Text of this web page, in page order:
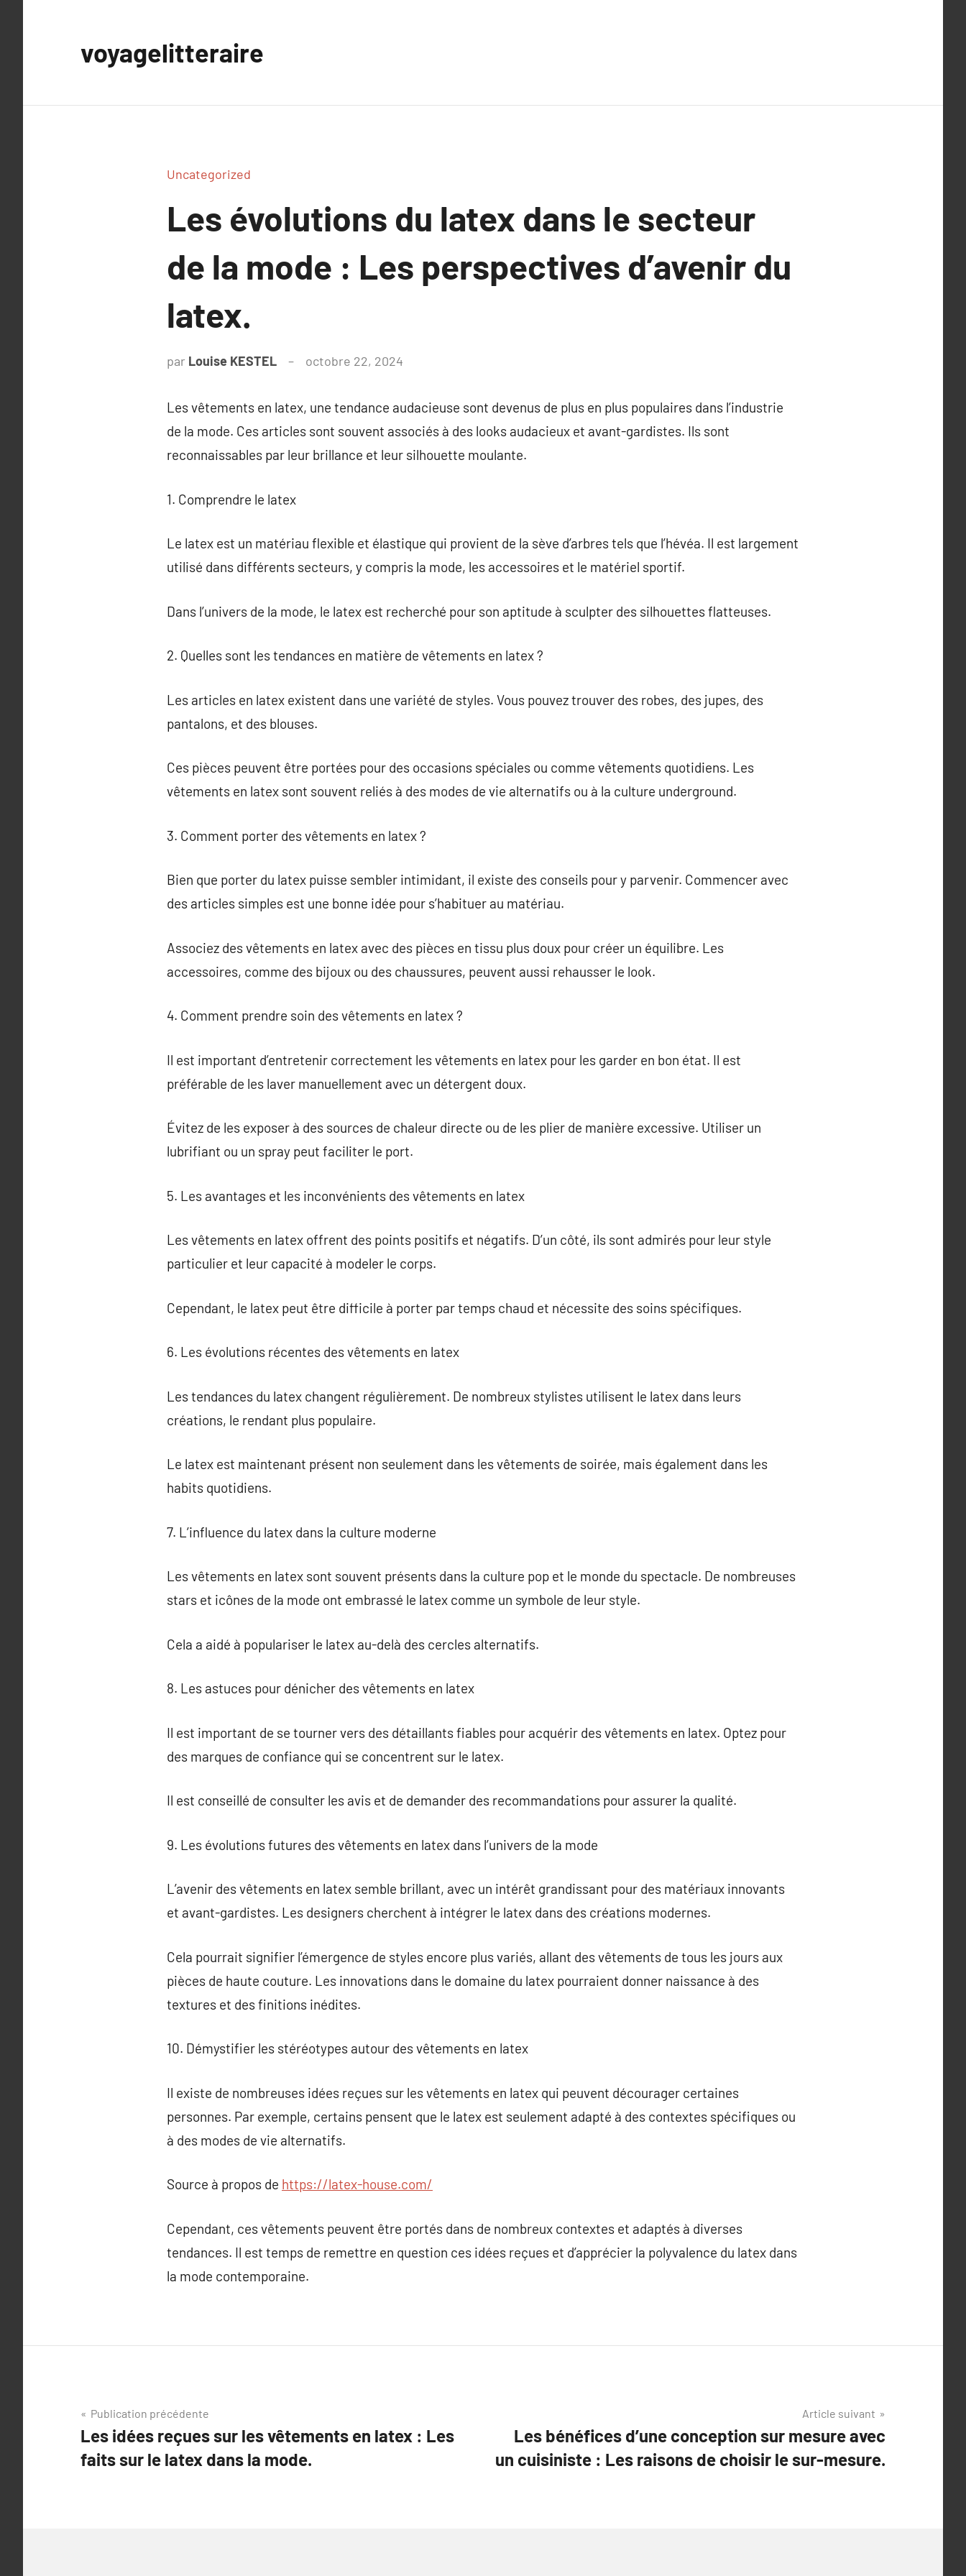
voyagelitteraire
Uncategorized
Les évolutions du latex dans le secteur
de la mode : Les perspectives d’avenir du
latex.
par Louise KESTEL octobre 22, 2024
Les vêtements en latex, une tendance audacieuse sont devenus de plus en plus populaires dans l’industrie
de la mode. Ces articles sont souvent associés à des looks audacieux et avant-gardistes. Ils sont
reconnaissables par leur brillance et leur silhouette moulante.
1. Comprendre le latex
Le latex est un matériau flexible et élastique qui provient de la sève d’arbres tels que l’hévéa. Il est largement
utilisé dans différents secteurs, y compris la mode, les accessoires et le matériel sportif.
Dans l’univers de la mode, le latex est recherché pour son aptitude à sculpter des silhouettes flatteuses.
2. Quelles sont les tendances en matière de vêtements en latex ?
Les articles en latex existent dans une variété de styles. Vous pouvez trouver des robes, des jupes, des
pantalons, et des blouses.
Ces pièces peuvent être portées pour des occasions spéciales ou comme vêtements quotidiens. Les
vêtements en latex sont souvent reliés à des modes de vie alternatifs ou à la culture underground.
3. Comment porter des vêtements en latex ?
Bien que porter du latex puisse sembler intimidant, il existe des conseils pour y parvenir. Commencer avec
des articles simples est une bonne idée pour s’habituer au matériau.
Associez des vêtements en latex avec des pièces en tissu plus doux pour créer un équilibre. Les
accessoires, comme des bijoux ou des chaussures, peuvent aussi rehausser le look.
4. Comment prendre soin des vêtements en latex ?
Il est important d’entretenir correctement les vêtements en latex pour les garder en bon état. Il est
préférable de les laver manuellement avec un détergent doux.
Évitez de les exposer à des sources de chaleur directe ou de les plier de manière excessive. Utiliser un
lubrifiant ou un spray peut faciliter le port.
5. Les avantages et les inconvénients des vêtements en latex
Les vêtements en latex offrent des points positifs et négatifs. D’un côté, ils sont admirés pour leur style
particulier et leur capacité à modeler le corps.
Cependant, le latex peut être difficile à porter par temps chaud et nécessite des soins spécifiques.
6. Les évolutions récentes des vêtements en latex
Les tendances du latex changent régulièrement. De nombreux stylistes utilisent le latex dans leurs
créations, le rendant plus populaire.
Le latex est maintenant présent non seulement dans les vêtements de soirée, mais également dans les
habits quotidiens.
7. L’influence du latex dans la culture moderne
Les vêtements en latex sont souvent présents dans la culture pop et le monde du spectacle. De nombreuses
stars et icônes de la mode ont embrassé le latex comme un symbole de leur style.
Cela a aidé à populariser le latex au-delà des cercles alternatifs.
8. Les astuces pour dénicher des vêtements en latex
Il est important de se tourner vers des détaillants fiables pour acquérir des vêtements en latex. Optez pour
des marques de confiance qui se concentrent sur le latex.
Il est conseillé de consulter les avis et de demander des recommandations pour assurer la qualité.
9. Les évolutions futures des vêtements en latex dans l’univers de la mode
L’avenir des vêtements en latex semble brillant, avec un intérêt grandissant pour des matériaux innovants
et avant-gardistes. Les designers cherchent à intégrer le latex dans des créations modernes.
Cela pourrait signifier l’émergence de styles encore plus variés, allant des vêtements de tous les jours aux
pièces de haute couture. Les innovations dans le domaine du latex pourraient donner naissance à des
textures et des finitions inédites.
10. Démystifier les stéréotypes autour des vêtements en latex
Il existe de nombreuses idées reçues sur les vêtements en latex qui peuvent décourager certaines
personnes. Par exemple, certains pensent que le latex est seulement adapté à des contextes spécifiques ou
à des modes de vie alternatifs.
Source à propos de https://latex-house.com/
Cependant, ces vêtements peuvent être portés dans de nombreux contextes et adaptés à diverses
tendances. Il est temps de remettre en question ces idées reçues et d’apprécier la polyvalence du latex dans
la mode contemporaine.
Navigation
de
l’article
Publication précédente
Les idées reçues sur les vêtements en latex : Les
faits sur le latex dans la mode.
Article suivant
Les bénéfices d’une conception sur mesure avec
un cuisiniste : Les raisons de choisir le sur-mesure.